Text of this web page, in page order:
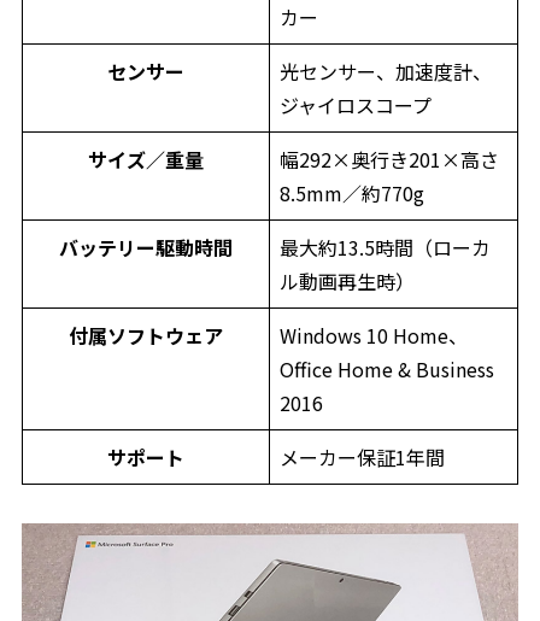
カー
センサー
光センサー、加速度計、
ジャイロスコープ
サイズ／重量
幅292×奥行き201×高さ
8.5mm／約770g
バッテリー駆動時間
最大約13.5時間（ローカ
ル動画再生時）
付属ソフトウェア
Windows 10 Home、
Office Home & Business
2016
サポート
メーカー保証1年間